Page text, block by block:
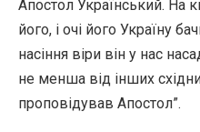
Апостол Український. На
його, і очі його Україну
насіння віри він у нас
не менша від інших
проповідував Апостол”.